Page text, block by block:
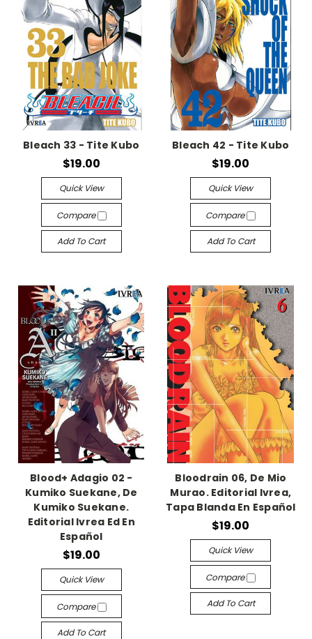
Bleach 33 - Tite Kubo
$19.00
Quick View
Compare
Add To Cart
Bleach 42 - Tite Kubo
$19.00
Quick View
Compare
Add To Cart
Blood+ Adagio 02 -
Kumiko Suekane, De
Kumiko Suekane.
Editorial Ivrea Ed En
Español
$19.00
Quick View
Compare
Add To Cart
Bloodrain 06, De Mio
Murao. Editorial Ivrea,
Tapa Blanda En Español
$19.00
Quick View
Compare
Add To Cart